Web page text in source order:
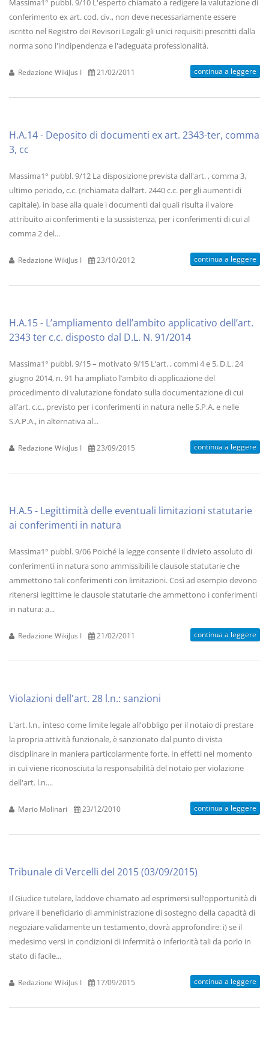
Massima1° pubbl. 9/10 L'esperto chiamato a redigere la valutazione di
conferimento ex art. cod. civ., non deve necessariamente essere
iscritto nel Registro dei Revisori Legali: gli unici requisiti prescritti dalla
norma sono l'indipendenza e l'adeguata professionalità.
Redazione WikiJus I 21/02/2011 continua a leggere
H.A.14 - Deposito di documenti ex art. 2343-ter, comma
3, cc
Massima1° pubbl. 9/12 La disposizione prevista dall'art. , comma 3,
ultimo periodo, c.c. (richiamata dall’art. 2440 c.c. per gli aumenti di
capitale), in base alla quale i documenti dai quali risulta il valore
attribuito ai conferimenti e la sussistenza, per i conferimenti di cui al
comma 2 del...
Redazione WikiJus I 23/10/2012 continua a leggere
H.A.15 - L’ampliamento dell’ambito applicativo dell’art.
2343 ter c.c. disposto dal D.L. N. 91/2014
Massima1° pubbl. 9/15 – motivato 9/15 L’art. , commi 4 e 5, D.L. 24
giugno 2014, n. 91 ha ampliato l’ambito di applicazione del
procedimento di valutazione fondato sulla documentazione di cui
all’art. c.c., previsto per i conferimenti in natura nelle S.P.A. e nelle
S.A.P.A., in alternativa al...
Redazione WikiJus I 23/09/2015 continua a leggere
H.A.5 - Legittimità delle eventuali limitazioni statutarie
ai conferimenti in natura
Massima1° pubbl. 9/06 Poiché la legge consente il divieto assoluto di
conferimenti in natura sono ammissibili le clausole statutarie che
ammettono tali conferimenti con limitazioni. Così ad esempio devono
ritenersi legittime le clausole statutarie che ammettono i conferimenti
in natura: a...
Redazione WikiJus I 21/02/2011 continua a leggere
Violazioni dell'art. 28 l.n.: sanzioni
L'art. l.n., inteso come limite legale all'obbligo per il notaio di prestare
la propria attività funzionale, è sanzionato dal punto di vista
disciplinare in maniera particolarmente forte. In effetti nel momento
in cui viene riconosciuta la responsabilità del notaio per violazione
dell'art. l.n....
Mario Molinari 23/12/2010 continua a leggere
Tribunale di Vercelli del 2015 (03/09/2015)
Il Giudice tutelare, laddove chiamato ad esprimersi sull’opportunità di
privare il beneficiario di amministrazione di sostegno della capacità di
negoziare validamente un testamento, dovrà approfondire: i) se il
medesimo versi in condizioni di infermità o inferiorità tali da porlo in
stato di facile...
Redazione WikiJus I 17/09/2015 continua a leggere